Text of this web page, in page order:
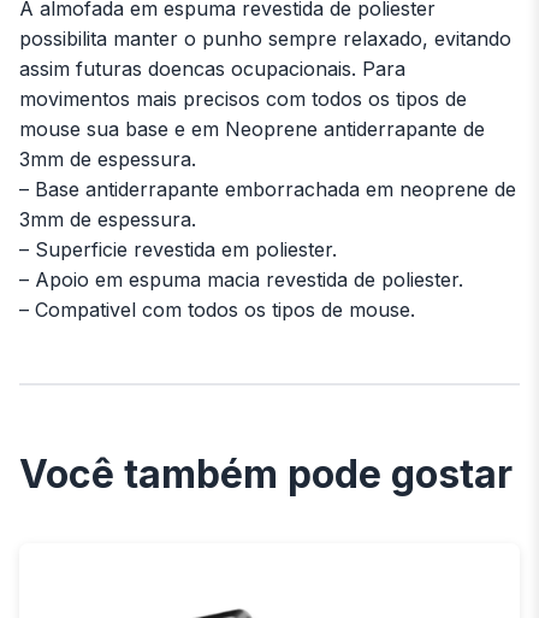
A almofada em espuma revestida de poliester
possibilita manter o punho sempre relaxado, evitando
assim futuras doencas ocupacionais. Para
movimentos mais precisos com todos os tipos de
mouse sua base e em Neoprene antiderrapante de
3mm de espessura.
– Base antiderrapante emborrachada em neoprene de
3mm de espessura.
– Superficie revestida em poliester.
– Apoio em espuma macia revestida de poliester.
– Compativel com todos os tipos de mouse.
Você também pode gostar